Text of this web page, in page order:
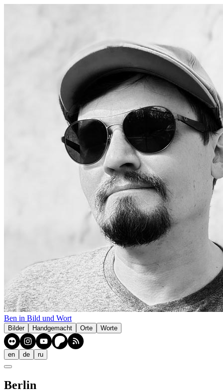
Ben in Bild und Wort
Bilder Handgemacht Orte Worte
en de ru
Berlin